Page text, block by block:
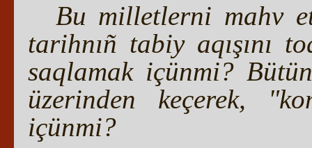
Bu milletlerni mahv
tarihnıñ tabiy aqışını
saqlamak içünmi?
üzerinden keçerek,
içünmi?